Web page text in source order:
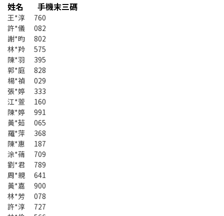
姓名 手機末三碼
王*淳 760
許*儀 082
謝*昀 802
林*羚 575
陳*羽 395
郭*庭 828
楊*禎 029
張*婷 333
江*萱 160
陳*婷 991
黃*茹 065
羅*萍 368
陳*惠 187
涂*蓨 709
劉*君 789
周*親 641
黃*嘉 900
林*芳 078
許*淳 727